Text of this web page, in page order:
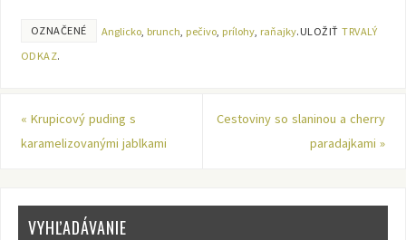
OZNAČENÉ Anglicko, brunch, pečivo, prílohy, raňajky. ULOŽIŤTRVALÝ
ODKAZ.
« Krupicový puding s
karamelizovanými jablkami
Cestoviny so slaninou a cherry
paradajkami»
VYHĽADÁVANIE